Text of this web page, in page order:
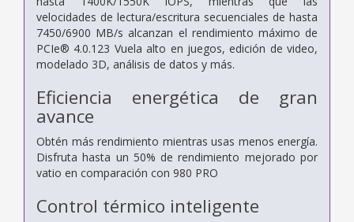
velocidades de lectura/escritura secuenciales de hasta
7450/6900 MB/s alcanzan el rendimiento máximo de
PCIe® 4.0.123 Vuela alto en juegos, edición de video,
modelado 3D, análisis de datos y más.
Eficiencia energética de gran
avance
Obtén más rendimiento mientras usas menos energía.
Disfruta hasta un 50% de rendimiento mejorado por
vatio en comparación con 980 PRO
Control térmico inteligente